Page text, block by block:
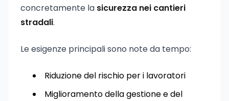
concretamente la sicurezza nei cantieri
stradali.
Le esigenze principali sono note da tempo:
Riduzione del rischio per i lavoratori
Miglioramento della gestione e del